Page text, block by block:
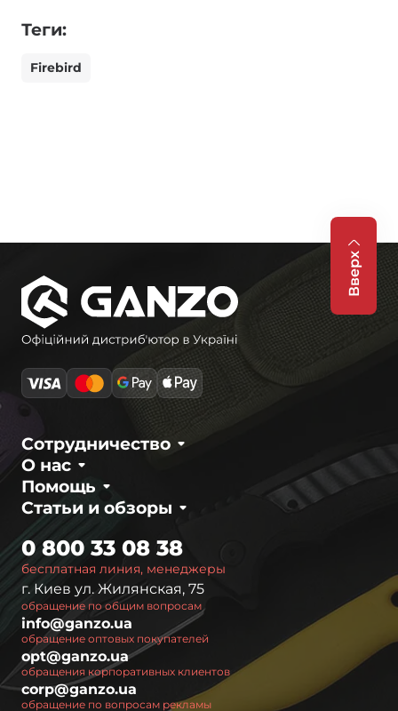
Теги:
Firebird
Вверх
О нас
Сотрудничество
Статьи и обзоры
Помощь
бесплатная линия, менеджеры
0 800 33 08 38
г. Киев ул. Жилянская, 75
обращение по общим вопросам
info@ganzo.ua
обращение оптовых покупателей
opt@ganzo.ua
обращения корпоративных клиентов
corp@ganzo.ua
обращение по вопросам рекламы